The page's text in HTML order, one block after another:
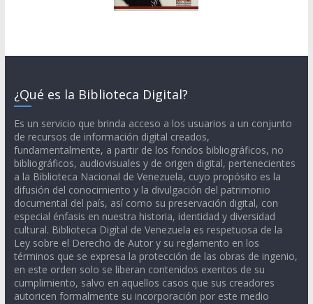
¿Qué es la Biblioteca Digital?
Es un servicio que brinda acceso a los usuarios a un conjunto
de recursos de información digital creados,
fundamentalmente, a partir de los fondos bibliográficos, no
bibliográficos, audiovisuales y de origen digital, pertenecientes
a la Biblioteca Nacional de Venezuela, cuyo propósito es la
difusión del conocimiento y la divulgación del patrimonio
documental del país, así como su preservación digital, con
especial énfasis en nuestra historia, identidad y diversidad
cultural. Biblioteca Digital de Venezuela es respetuosa de la
Ley sobre el Derecho de Autor y su reglamento en los
términos que se expresa la protección de las obras de ingenio,
en este orden solo se liberan contenidos exentos de su
cumplimiento, salvo en aquellos casos que sus creadores
autoricen formalmente su incorporación por este medio